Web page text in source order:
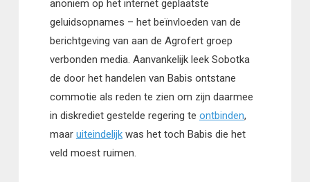
anoniem op het internet geplaatste
geluidsopnames – het beïnvloeden van de
berichtgeving van aan de Agrofert groep
verbonden media. Aanvankelijk leek Sobotka
de door het handelen van Babis ontstane
commotie als reden te zien om zijn daarmee
in diskrediet gestelde regering te ontbinden,
maar uiteindelijkwas het toch Babis die het
veld moest ruimen.